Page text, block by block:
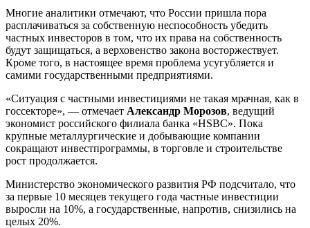
Многие аналитики отмечают, что России пришла пора
расплачиваться за собственную неспособность убедить
частных инвесторов в том, что их права на собственность
будут защищаться, а верховенство закона восторжествует.
Кроме того, в настоящее время проблема усугубляется и
самими государственными предприятиями.
«Ситуация с частными инвестициями не такая мрачная, как в
госсекторе», — отмечает Александр Морозов, ведущий
экономист российского филиала банка «HSBC». Пока
крупные металлургические и добывающие компании
сокращают инвестпрограммы, в торговле и строительстве
рост продолжается.
Министерство экономического развития РФ подсчитало, что
за первые 10 месяцев текущего года частные инвестиции
выросли на 10%, а государственные, напротив, снизились на
целых 20%.